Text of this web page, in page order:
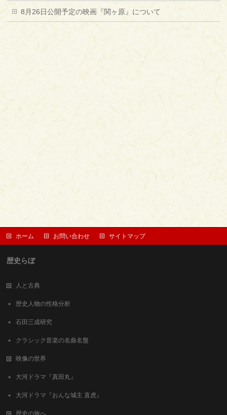
8月26日公開予定の映画『関ヶ原』について
ホーム お問い合わせ サイトマップ
歴史らぼ
人と古典
歴史人物の性格分析
石田三成研究
クラシック音楽の名曲名盤
映像の世界
大河ドラマ『真田丸』
大河ドラマ『おんな城主 直虎』
歴史の旅へ